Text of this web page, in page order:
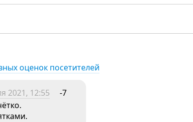
оценок посетителей
2021, 12:55
-7